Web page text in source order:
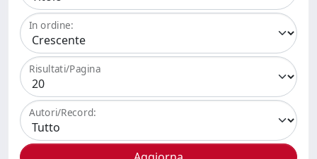
In ordine:
Risultati/Pagina
Autori/Record: